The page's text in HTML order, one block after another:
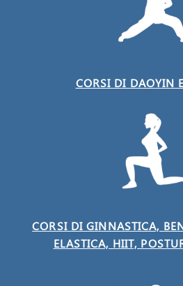
CORSI DI DAOYIN
CORSI DI GINNASTICA,
ELASTICA, HIIT,